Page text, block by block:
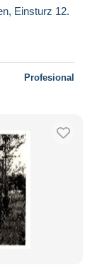
Einsturz 12.
Profesional